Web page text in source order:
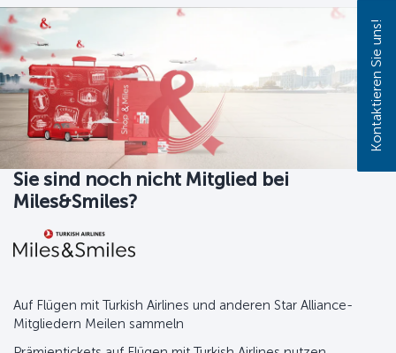
Sie sind noch nicht Mitglied bei
Miles&Smiles?
Auf Flügen mit Turkish Airlines und anderen Star Alliance-
Mitgliedern Meilen sammeln
Kontaktieren Sie uns!